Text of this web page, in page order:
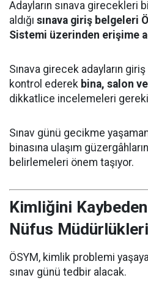
Adayların sınava girecekleri
aldığı sınava giriş belgeleri
Sistemi üzerinden erişime
Sınava girecek adayların
kontrol ederek bina, salon
dikkatlice incelemeleri
Sınav günü gecikme
binasına ulaşım
belirlemeleri önem taşıyor.
Kimliğini
Nüfus
ÖSYM, kimlik problemi
sınav günü tedbir alacak.